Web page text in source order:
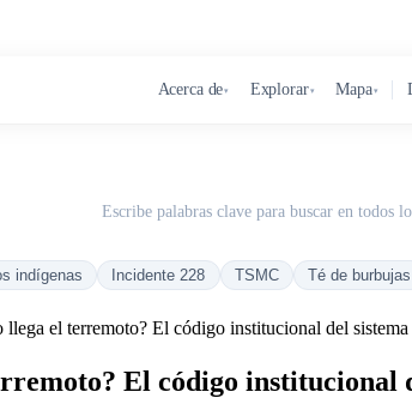
Acerca de▾ Explorar▾ Mapa▾
Escribe palabras clave para buscar en todos
indígenas Incidente 228 TSMC Té de burbujas
llega el terremoto? El código institucional del
El código institucional